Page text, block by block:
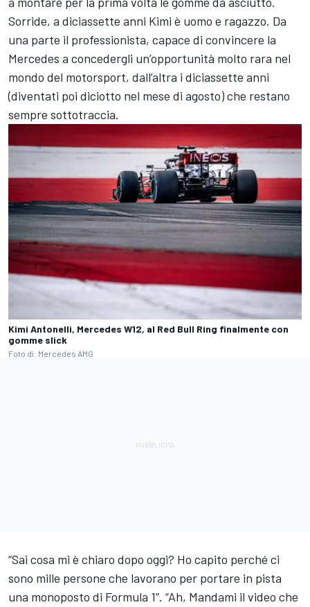
Sorride, a diciassette anni Kimi è uomo e ragazzo. Da
una parte il professionista, capace di convincere la
Mercedes a concedergli un’opportunità molto rara nel
mondo del motorsport, dall’altra i diciassette anni
(diventati poi diciotto nel mese di agosto) che restano
sempre sottotraccia.
Kimi Antonelli, Mercedes W12, al Red Bull Ring finalmente con
gomme slick
Foto di: Mercedes AMG
“Sai cosa mi è chiaro dopo oggi? Ho capito perché ci
sono mille persone che lavorano per portare in pista
una monoposto di Formula 1”. “Ah, Mandami il video che